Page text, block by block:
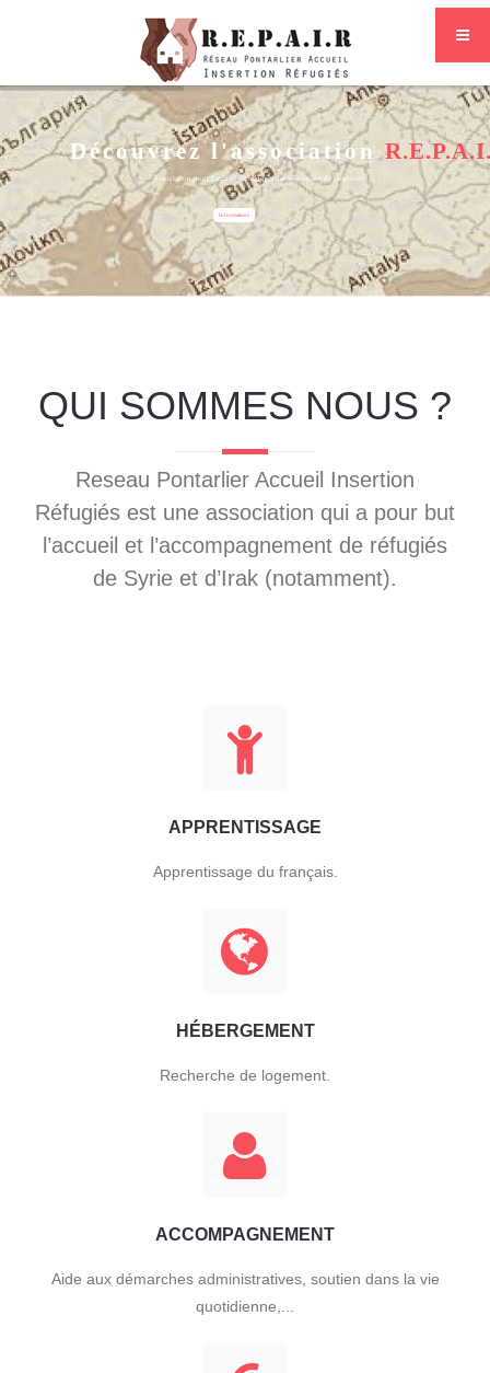
Découvrez l'association
Association pour l'accueil de réfugiés dans la région de Pontarlier
Informations
QUI SOMMES NOUS ?
Reseau Pontarlier Accueil Insertion
Réfugiés est une association qui a pour but
l’accueil et l’accompagnement de réfugiés
de Syrie et d’Irak (notamment).
APPRENTISSAGE
Apprentissage du français.
HÉBERGEMENT
Recherche de logement.
ACCOMPAGNEMENT
Aide aux démarches administratives, soutien dans la vie
quotidienne,...